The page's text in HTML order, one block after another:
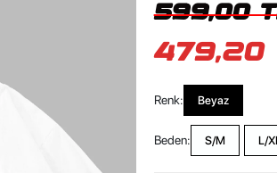
599,00
479,20
Renk: Beyaz
Beden: S/M L/